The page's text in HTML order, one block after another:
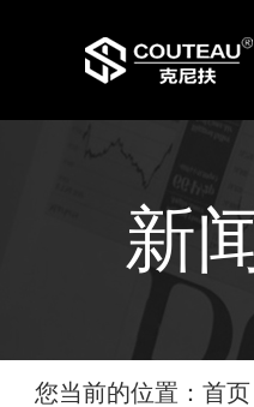
网站首页
关于我们
新闻资讯
新
您当前的位置： 首页